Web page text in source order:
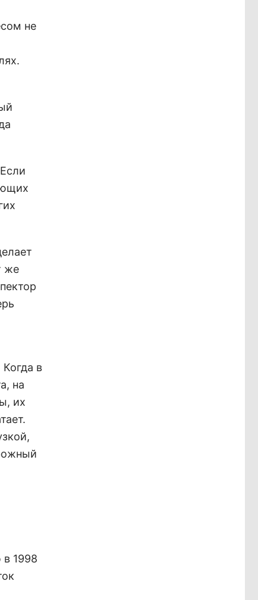
не
же
в
на
их
в 1998